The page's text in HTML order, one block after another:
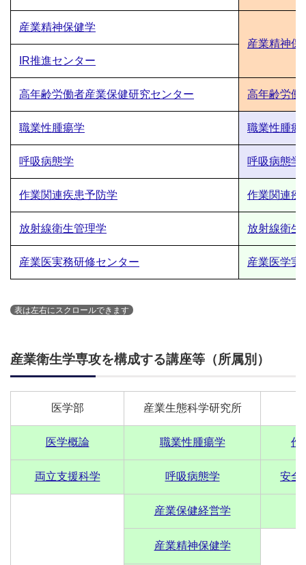
産業精神保健学
産業精神保
IR推進センター
高年齢労働者産業保健研究センター 高年齢労働
職業性腫瘍学 職業性腫瘍
呼吸病態学 呼吸病態学
作業関連疾患予防学 作業関連疾
放射線衛生管理学 放射線衛生
産業医実務研修センター 産業医学実
産業衛生学専攻を構成する講座等（所属別）
医学部 産業生態科学研究所
医学概論 職業性腫瘍学 作
両立支援科学 呼吸病態学 安全
産業保健経営学
産業精神保健学